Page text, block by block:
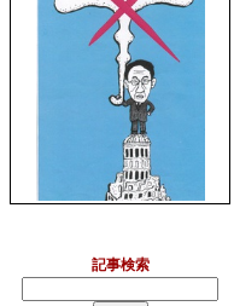
記事検索